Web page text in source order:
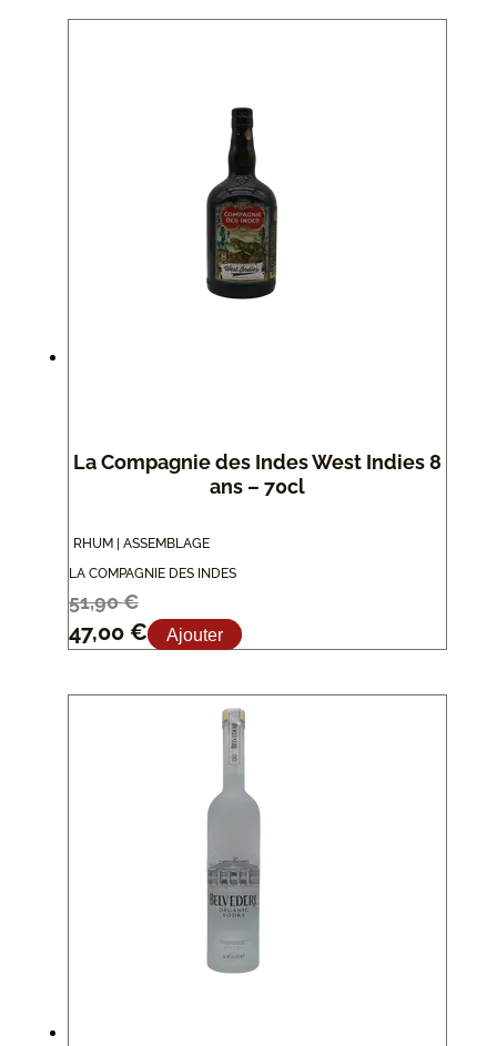
La Compagnie des Indes West Indies 8
ans – 70cl
RHUM | ASSEMBLAGE
LA COMPAGNIE DES INDES
51,90€
47,00 € Ajouter